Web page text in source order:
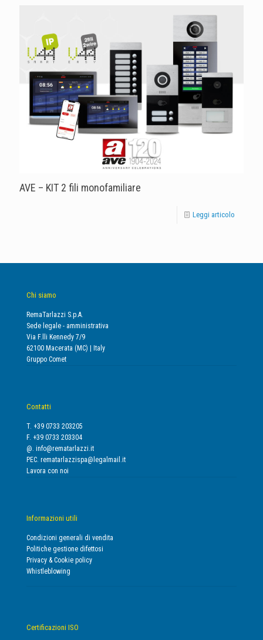
AVE – KIT 2 fili monofamiliare
Leggi articolo
Chi siamo
RemaTarlazzi S.p.A.
Sede legale - amministrativa
Via F.lli Kennedy 7/9
62100 Macerata (MC) | Italy
Gruppo Comet
Contatti
T. +39 0733 203205
F. +39 0733 203304
@. info@rematarlazzi.it
PEC. rematarlazzispa@legalmail.it
Lavora con noi
Informazioni utili
Condizioni generali di vendita
Politiche gestione difettosi
Privacy & Cookie policy
Whistleblowing
Certificazioni ISO